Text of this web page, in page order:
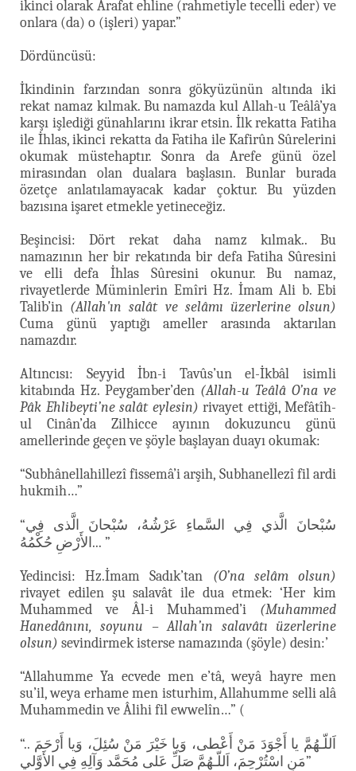
ikinci olarak Arafat ehline (rahmetiyle tecelli eder) ve
onlara (da) o (işleri) yapar.”
Dördüncüsü:
İkindinin farzından sonra gökyüzünün altında iki
rekat namaz kılmak. Bu namazda kul Allah-u Teâlâ’ya
karşı işlediği günahlarını ikrar etsin. İlk rekatta Fatiha
ile İhlas, ikinci rekatta da Fatiha ile Kafirûn Sûrelerini
okumak müstehaptır. Sonra da Arefe günü özel
mirasından olan dualara başlasın. Bunlar burada
özetçe anlatılamayacak kadar çoktur. Bu yüzden
bazısına işaret etmekle yetineceğiz.
Beşincisi: Dört rekat daha namz kılmak.. Bu
namazının her bir rekatında bir defa Fatiha Sûresini
ve elli defa İhlas Sûresini okunur. Bu namaz,
rivayetlerde Müminlerin Emîri Hz. İmam Ali b. Ebi
Talib’in (Allah'ın salât ve selâmı üzerlerine olsun)
Cuma günü yaptığı ameller arasında aktarılan
namazdır.
Altıncısı: Seyyid İbn-i Tavûs’un el-İkbâl isimli
kitabında Hz. Peygamber’den (Allah-u Teâlâ O’na ve
Pâk Ehlibeyti’ne salât eylesin) rivayet ettiği, Mefâtîh-
ul Cinân’da Zilhicce ayının dokuzuncu günü
amellerinde geçen ve şöyle başlayan duayı okumak:
“Subhânellahillezî fissemâ’i arşih, Subhanellezî fil ardi
hukmih…”
“سُبْحانَ الَّذي فِي السَّماءِ عَرْشُهُ، سُبْحانَ الَّذى فِي
الأَرْضِ حُكْمُهُ... ”
Yedincisi: Hz.İmam Sadık’tan (O’na selâm olsun)
rivayet edilen şu salavât ile dua etmek: ‘Her kim
Muhammed ve Âl-i Muhammed’i (Muhammed
Hanedânını, soyunu – Allah’ın salavâtı üzerlerine
olsun) sevindirmek isterse namazında (şöyle) desin:’
“Allahumme Ya ecvede men e’tâ, weyâ hayre men
su’il, weya erhame men isturhim, Allahumme selli alâ
Muhammedin ve Âlihi fil ewwelîn…” (
“.. اَللّـهُمَّ يا أَجْوَدَ مَنْ أَعْطى، وَيا خَيْرَ مَنْ سُئِلَ، وَيا أَرْحَمَ
مَنِ اسْتُرْحِمَ، اَللّـهُمَّ صَلِّ عَلى مُحَمَّد وَآلِهِ فِي الأَوَّلي”